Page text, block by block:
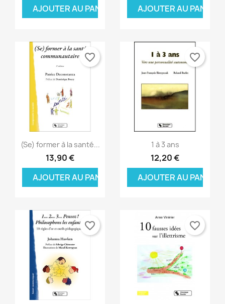
AJOUTER AU PANIER
AJOUTER AU PANIER
Aperçu rapide
(Se) former à la santé...
13,90 €
AJOUTER AU PANIER
favorite_border
Aperçu rapide
1 à 3 ans
12,20 €
AJOUTER AU PANIER
favorite_border
favorite_border favorite_border